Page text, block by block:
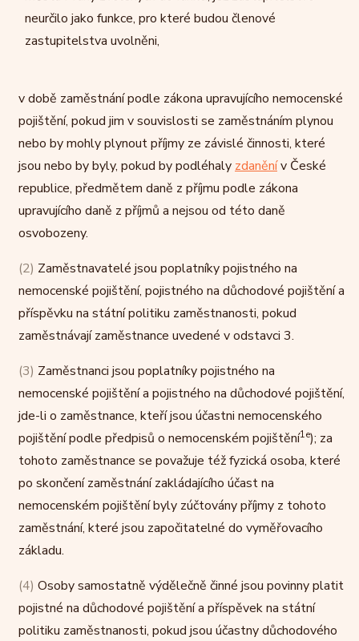
neurčilo jako funkce, pro které budou členové
zastupitelstva uvolněni,
v době zaměstnání podle zákona upravujícího nemocenské
pojištění, pokud jim v souvislosti se zaměstnáním plynou
nebo by mohly plynout příjmy ze závislé činnosti, které
jsou nebo by byly, pokud by podléhaly zdaněnív České
republice, předmětem daně z příjmu podle zákona
upravujícího daně z příjmů a nejsou od této daně
osvobozeny.
(2) Zaměstnavatelé jsou poplatníky pojistného na
nemocenské pojištění, pojistného na důchodové pojištění a
příspěvku na státní politiku zaměstnanosti, pokud
zaměstnávají zaměstnance uvedené v odstavci 3.
(3) Zaměstnanci jsou poplatníky pojistného na
nemocenské pojištění a pojistného na důchodové pojištění,
jde-li o zaměstnance, kteří jsou účastni nemocenského
pojištění podle předpisů o nemocenském pojištění1e); za
tohoto zaměstnance se považuje též fyzická osoba, které
po skončení zaměstnání zakládajícího účast na
nemocenském pojištění byly zúčtovány příjmy z tohoto
zaměstnání, které jsou započitatelné do vyměřovacího
základu.
(4) Osoby samostatně výdělečně činné jsou povinny platit
pojistné na důchodové pojištění a příspěvek na státní
politiku zaměstnanosti, pokud jsou účastny důchodového